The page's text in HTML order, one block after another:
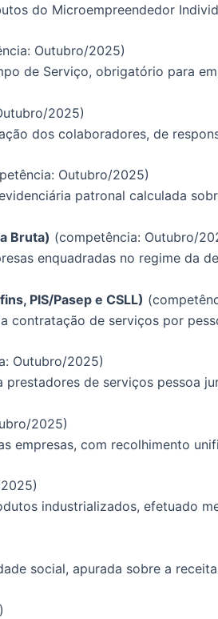
do Microempreendedor
Outubro/2025)
de Serviço, obrigatório para
2025)
dos colaboradores, de
Outubro/2025)
patronal calculada
Bruta) (competência: Outubro/
enquadradas no regime da
PIS/Pasep e CSLL)
contratação de serviços por
Outubro/2025)
de serviços pessoa
2025)
empresas, com recolhimento
industrializados, efetuado
social, apurada sobre a